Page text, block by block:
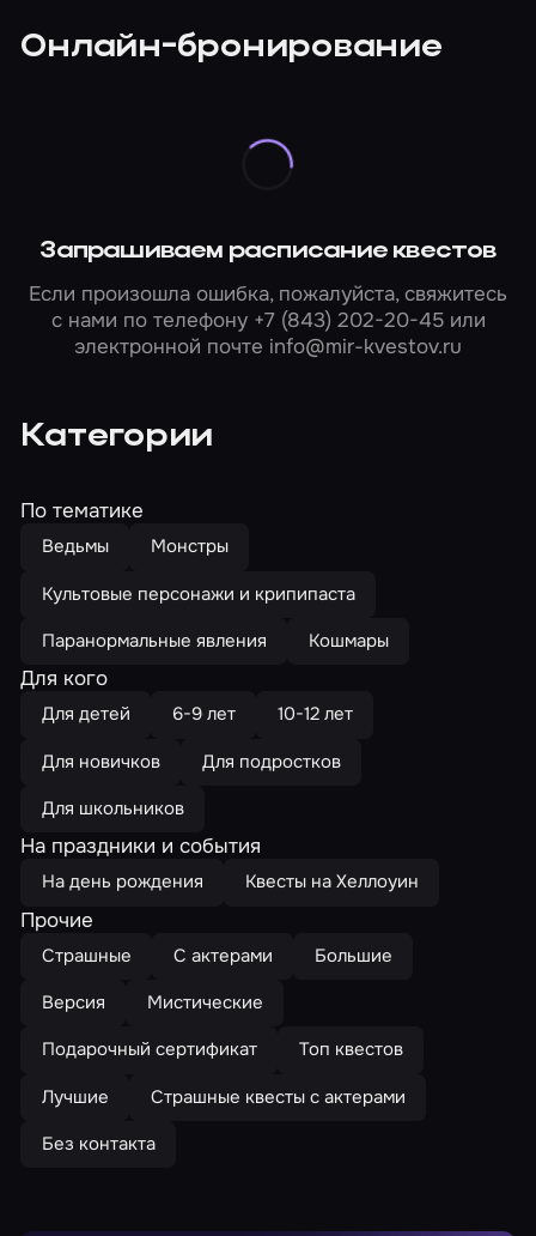
Онлайн-бронирование
Запрашиваем расписание квестов
Если произошла ошибка, пожалуйста, свяжитесь
с нами по телефону +7 (843) 202-20-45или
электронной почте info@mir-kvestov.ru
Категории
По тематике
Ведьмы
Монстры
Культовые персонажи и крипипаста
Паранормальные явления
Кошмары
Для кого
Для детей 6-9 лет
10-12 лет
Для новичков
Для подростков
Для школьников
На праздники и события
На день рождения Квесты на Хеллоуин
Прочие
Страшные С актерами
Большие
Версия
Мистические
Подарочный сертификат
Топ квестов
Лучшие
Страшные квесты с актерами
Без контакта